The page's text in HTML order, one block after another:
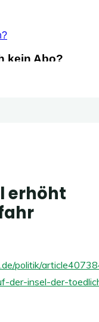
erhöht
politik/
der-insel-der-